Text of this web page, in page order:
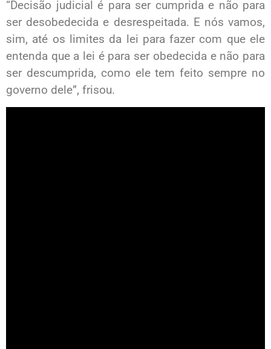
“Decisão judicial é para ser cumprida e não para
ser desobedecida e desrespeitada. E nós vamos,
sim, até os limites da lei para fazer com que ele
entenda que a lei é para ser obedecida e não para
ser descumprida, como ele tem feito sempre no
governo dele”, frisou.